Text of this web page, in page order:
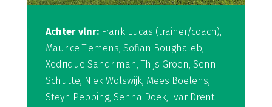
Achter vlnr:Frank Lucas (trainer/coach),
Maurice Tiemens, Sofian Boughaleb,
Xedrique Sandriman, Thijs Groen, Senn
Schutte, Niek Wolswijk, Mees Boelens,
Steyn Pepping, Senna Doek, Ivar Drent